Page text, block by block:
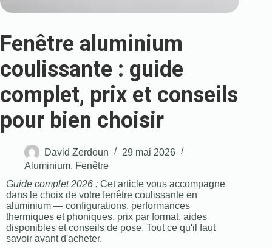
Fenêtre aluminium
coulissante : guide
complet, prix et conseils
pour bien choisir
David Zerdoun
29 mai 2026
Aluminium, Fenêtre
Guide complet 2026 : Cet article vous accompagne
dans le choix de votre fenêtre coulissante en
aluminium — configurations, performances
thermiques et phoniques, prix par format, aides
disponibles et conseils de pose. Tout ce qu'il faut
savoir avant d'acheter.